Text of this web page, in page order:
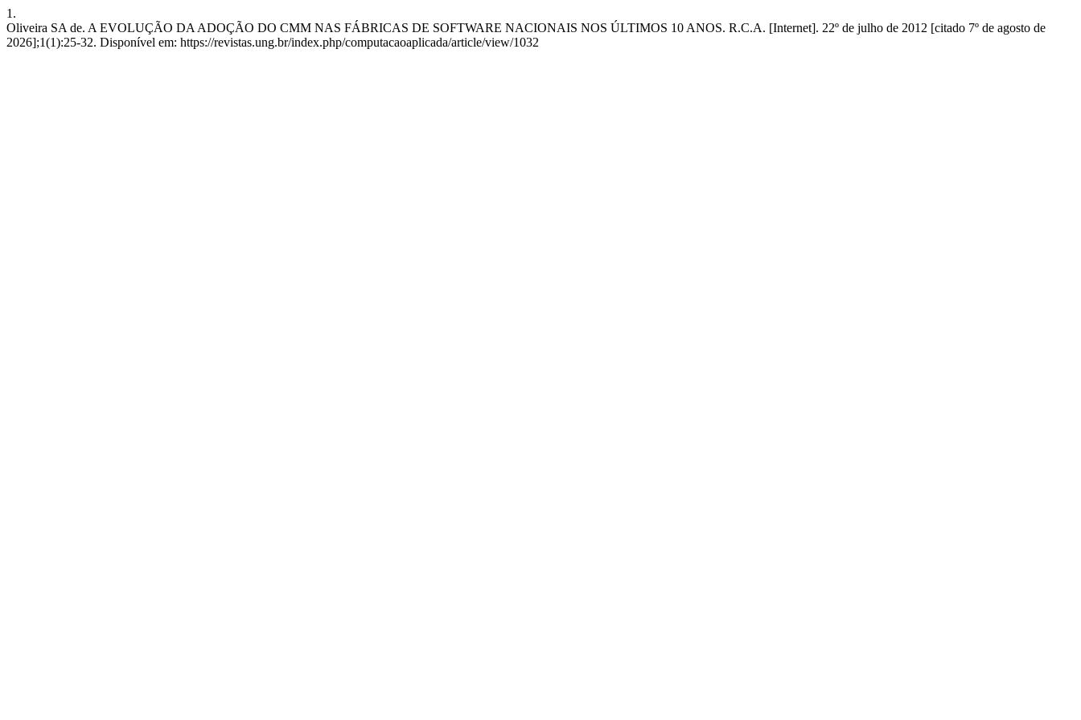
1.
Oliveira SA de. A EVOLUÇÃO DA ADOÇÃO DO CMM NAS FÁBRICAS DE SOFTWARE NACIONAIS NOS ÚLTIMOS 10 ANOS. R.C.A. [Internet]. 22º de julho de 2012 [citado 7º de agosto de
2026];1(1):25-32. Disponível em: https://revistas.ung.br/index.php/computacaoaplicada/article/view/1032